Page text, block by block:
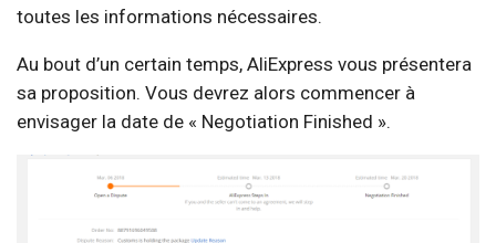
toutes les informations nécessaires.
Au bout d’un certain temps, AliExpress vous présentera
sa proposition. Vous devrez alors commencer à
envisager la date de « Negotiation Finished ».